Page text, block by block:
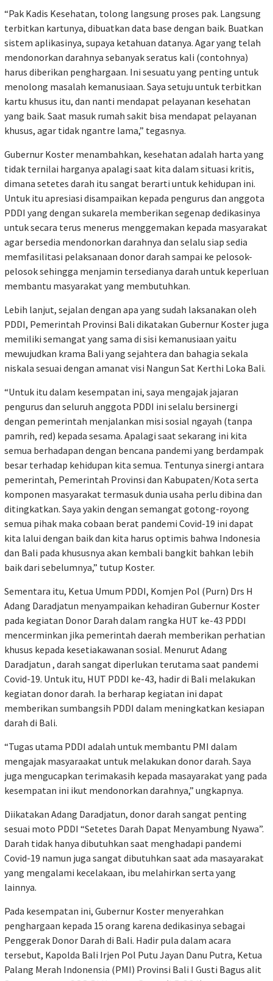
“Pak Kadis Kesehatan, tolong langsung proses pak. Langsung
terbitkan kartunya, dibuatkan data base dengan baik. Buatkan
sistem aplikasinya, supaya ketahuan datanya. Agar yang telah
mendonorkan darahnya sebanyak seratus kali (contohnya)
harus diberikan penghargaan. Ini sesuatu yang penting untuk
menolong masalah kemanusiaan. Saya setuju untuk terbitkan
kartu khusus itu, dan nanti mendapat pelayanan kesehatan
yang baik. Saat masuk rumah sakit bisa mendapat pelayanan
khusus, agar tidak ngantre lama,” tegasnya.
Gubernur Koster menambahkan, kesehatan adalah harta yang
tidak ternilai harganya apalagi saat kita dalam situasi kritis,
dimana setetes darah itu sangat berarti untuk kehidupan ini.
Untuk itu apresiasi disampaikan kepada pengurus dan anggota
PDDI yang dengan sukarela memberikan segenap dedikasinya
untuk secara terus menerus menggemakan kepada masyarakat
agar bersedia mendonorkan darahnya dan selalu siap sedia
memfasilitasi pelaksanaan donor darah sampai ke pelosok-
pelosok sehingga menjamin tersedianya darah untuk keperluan
membantu masyarakat yang membutuhkan.
Lebih lanjut, sejalan dengan apa yang sudah laksanakan oleh
PDDI, Pemerintah Provinsi Bali dikatakan Gubernur Koster juga
memiliki semangat yang sama di sisi kemanusiaan yaitu
mewujudkan krama Bali yang sejahtera dan bahagia sekala
niskala sesuai dengan amanat visi Nangun Sat Kerthi Loka Bali.
“Untuk itu dalam kesempatan ini, saya mengajak jajaran
pengurus dan seluruh anggota PDDI ini selalu bersinergi
dengan pemerintah menjalankan misi sosial ngayah (tanpa
pamrih, red) kepada sesama. Apalagi saat sekarang ini kita
semua berhadapan dengan bencana pandemi yang berdampak
besar terhadap kehidupan kita semua. Tentunya sinergi antara
pemerintah, Pemerintah Provinsi dan Kabupaten/Kota serta
komponen masyarakat termasuk dunia usaha perlu dibina dan
ditingkatkan. Saya yakin dengan semangat gotong-royong
semua pihak maka cobaan berat pandemi Covid-19 ini dapat
kita lalui dengan baik dan kita harus optimis bahwa Indonesia
dan Bali pada khususnya akan kembali bangkit bahkan lebih
baik dari sebelumnya,” tutup Koster.
Sementara itu, Ketua Umum PDDI, Komjen Pol (Purn) Drs H
Adang Daradjatun menyampaikan kehadiran Gubernur Koster
pada kegiatan Donor Darah dalam rangka HUT ke-43 PDDI
mencerminkan jika pemerintah daerah memberikan perhatian
khusus kepada kesetiakawanan sosial. Menurut Adang
Daradjatun , darah sangat diperlukan terutama saat pandemi
Covid-19. Untuk itu, HUT PDDI ke-43, hadir di Bali melakukan
kegiatan donor darah. Ia berharap kegiatan ini dapat
memberikan sumbangsih PDDI dalam meningkatkan kesiapan
darah di Bali.
“Tugas utama PDDI adalah untuk membantu PMI dalam
mengajak masyaraakat untuk melakukan donor darah. Saya
juga mengucapkan terimakasih kepada masayarakat yang pada
kesempatan ini ikut mendonorkan darahnya,” ungkapnya.
Diikatakan Adang Daradjatun, donor darah sangat penting
sesuai moto PDDI “Setetes Darah Dapat Menyambung Nyawa”.
Darah tidak hanya dibutuhkan saat menghadapi pandemi
Covid-19 namun juga sangat dibutuhkan saat ada masayarakat
yang mengalami kecelakaan, ibu melahirkan serta yang
lainnya.
Pada kesempatan ini, Gubernur Koster menyerahkan
penghargaan kepada 15 orang karena dedikasinya sebagai
Penggerak Donor Darah di Bali. Hadir pula dalam acara
tersebut, Kapolda Bali Irjen Pol Putu Jayan Danu Putra, Ketua
Palang Merah Indonensia (PMI) Provinsi Bali I Gusti Bagus alit